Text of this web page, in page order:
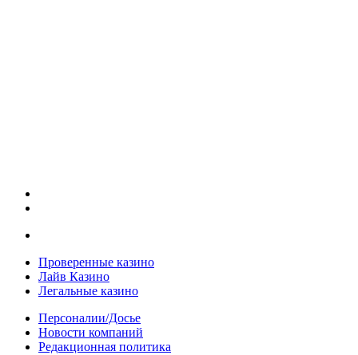
Проверенные казино
Лайв Казино
Легальные казино
Персоналии/Досье
Новости компаний
Редакционная политика